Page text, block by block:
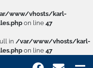
www/vhosts/karl-
on line 47
in /var/www/vhosts/karl-
on line 47